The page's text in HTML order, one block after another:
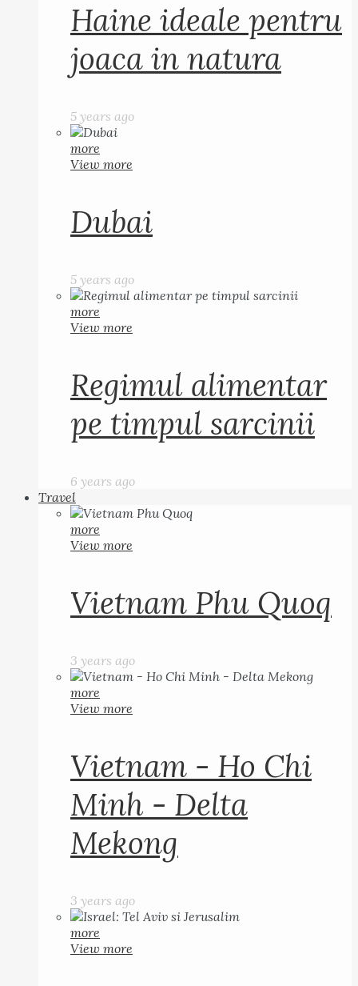
Haine ideale pentru
joaca in natura
5 years ago
more
View more
Dubai
5 years ago
more
View more
Regimul alimentar
pe timpul sarcinii
6 years ago
Travel
more
View more
Vietnam Phu Quoq
3 years ago
more
View more
Vietnam - Ho Chi
Minh - Delta
Mekong
3 years ago
more
View more